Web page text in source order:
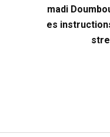
madi
es